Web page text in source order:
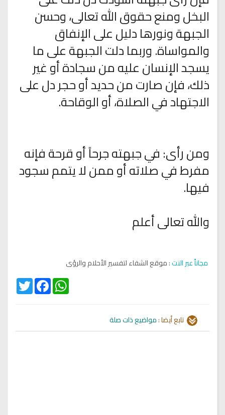
البخل ومنع حقوق الله تعالى، وحسن
الجبهة ونورها دليل على الإنفاق
والمواساة. وربما دلت الجبهة على ما
يسجد الإنسان عليه من سجادة أو غير
ذلك، فإن صارت من حديد أو حجر دل على
الاجتهاد في الصلاة، أو الوقاحة.
ومن رأى: في جبهته جرحاً أو قرحة فإنه
مفرط في صلاته أو ممن لا يتمم سجود
فيها.
والله تعالى أعلم
مجاناً عبر النت: موقع الشفاء لتفسير الأحلام والرؤى
Twitter
FacebookWhatsApp
تابع أيضا :مواضيع ذات صلة